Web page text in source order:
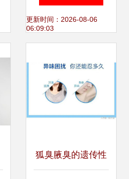
目前口碑最好的去
更新时间：2026-08-06
06:09:03
狐臭腋臭的遗传性